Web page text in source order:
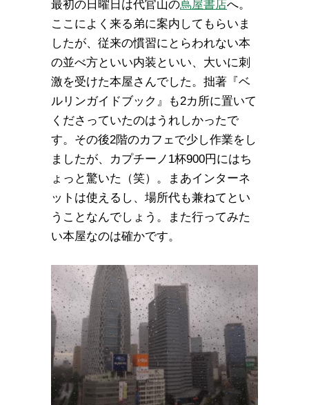
最初の日曜日は代官山の蔦屋書店へ。
ここによく来る弟に案内してもらいま
したが、従来の慣習にとらわれない本
の並べ方といい内装といい、大いに刺
激を受けた本屋さんでした。拙著『ベ
ルリンガイドブック』も2カ所に置いて
くださっていたのはうれしかったで
す。その後2階のカフェで少し作業をし
ましたが、カプチーノ1杯900円にはち
ょっと驚いた（笑）。まあインターネ
ットは使えるし、場所代も兼ねてとい
うことなんでしょう。また行ってみた
い本屋なのは確かです。